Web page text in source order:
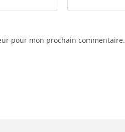
pour mon prochain commentaire.